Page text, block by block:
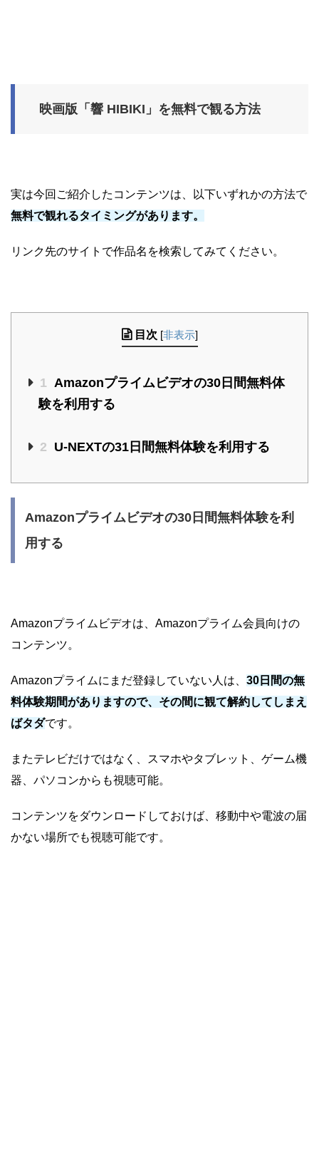
映画版「響 HIBIKI」を無料で観る方法
実は今回ご紹介したコンテンツは、以下いずれかの方法で
無料で観れるタイミングがあります。
リンク先のサイトで作品名を検索してみてください。
目次 [非表示]
1 Amazonプライムビデオの30日間無料体
験を利用する
2 U-NEXTの31日間無料体験を利用する
Amazonプライムビデオの30日間無料体験を利
用する
Amazonプライムビデオは、Amazonプライム会員向けの
コンテンツ。
Amazonプライムにまだ登録していない人は、 30日間の無
料体験期間がありますので、その間に観て解約してしまえ
ばタダです。
またテレビだけではなく、スマホやタブレット、ゲーム機
器、パソコンからも視聴可能。
コンテンツをダウンロードしておけば、移動中や電波の届
かない場所でも視聴可能です。